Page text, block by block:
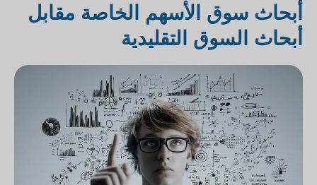
أبحاث سوق الأسهم الخاصة مقابل
أبحاث السوق التقليدية